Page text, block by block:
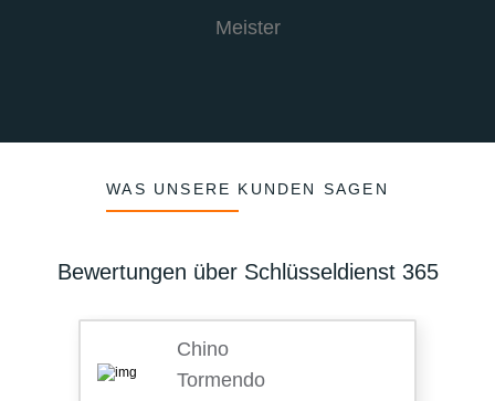
Meister
WAS UNSERE KUNDEN SAGEN
Bewertungen über Schlüsseldienst 365
Chino
Tormendo